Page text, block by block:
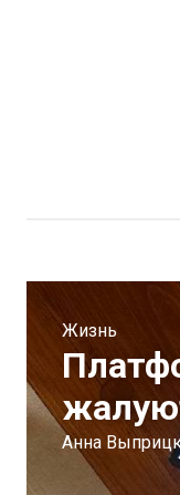
Жизнь
Анна